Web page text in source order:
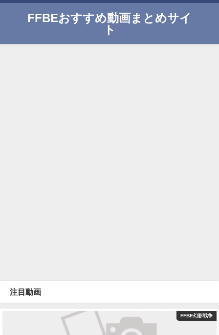
FFBEおすすめ動画まとめサイ
ト
注目動画
FFBE幻影戦争